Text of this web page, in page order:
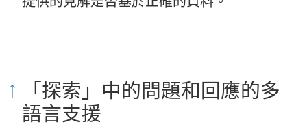
「探索」中的問題和回應的多
語言支援